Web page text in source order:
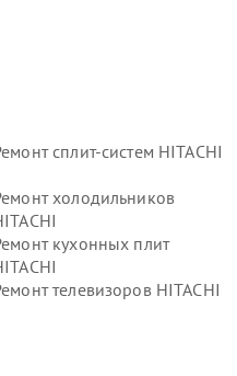
сплит-систем HITACHI
холодильников
кухонных плит
телевизоров HITACHI